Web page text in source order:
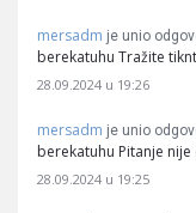
mersadm je unio
berekatuhu Tražite
28.09.2024 u 19:26
mersadm je unio
berekatuhu Pitanje
28.09.2024 u 19:25